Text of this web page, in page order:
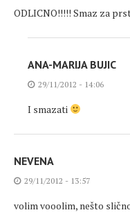
ODLICNO!!!!! Smaz za
ANA-MARIJA BUJIC
29/11/2012 - 14:06
I smazati
NEVENA
29/11/2012 - 13:57
volim vooolim, nešto